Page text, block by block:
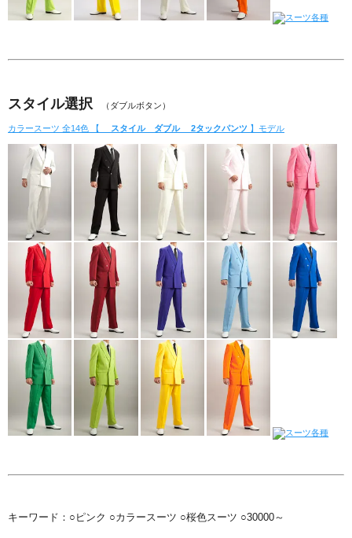
スタイル選択 （ダブルボタン）
カラースーツ 全14色 【 スタイル ダブル 2タックパンツ 】モデル
キーワード：○ピンク ○カラースーツ ○桜色スーツ ○30000～